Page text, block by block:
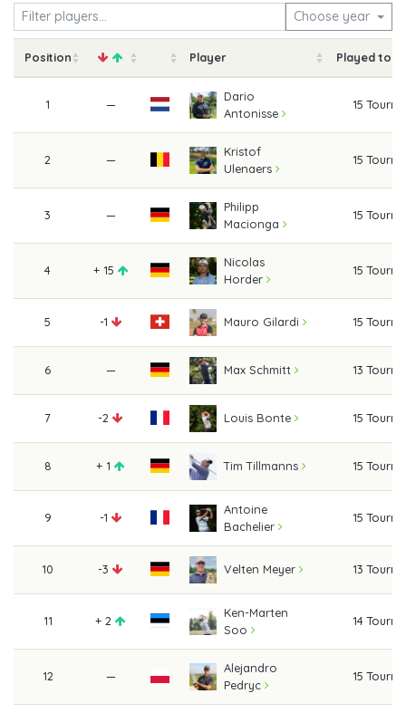
Choose year
Position Player Played
1 —
Dario
Antonisse
15
2 —
Kristof
Ulenaers
15
3 —
Philipp
Macionga
15
4 + 15
Nicolas
Horder
15
5 -1 Mauro Gilardi 15
6 — Max Schmitt 13
7 -2 Louis Bonte 15
8 + 1 Tim Tillmanns 15
9 -1
Antoine
Bachelier
15
10 -3 Velten Meyer 13
11 + 2
Ken-Marten
Soo
14
12 —
Alejandro
Pedryc
15